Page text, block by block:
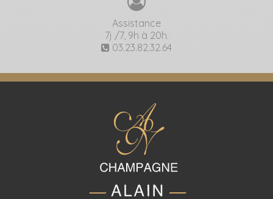
Assistance
7j /7, 9h à 20h.
03.23.82.32.64